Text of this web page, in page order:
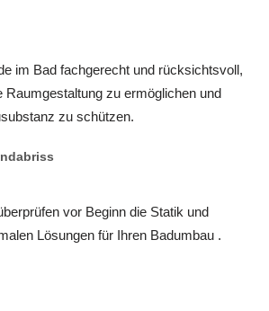
im Bad fachgerecht und rücksichtsvoll,
Raumgestaltung zu ermöglichen und
zu schützen.
vor Beginn die Statik und
Lösungen für Ihren Badumbau .